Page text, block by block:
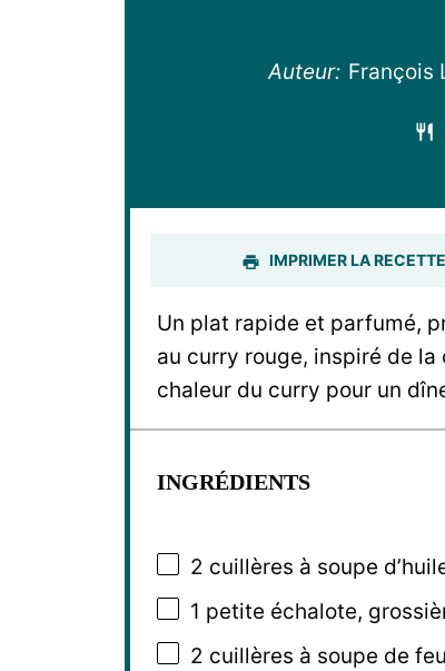
Auteur: François
IMPRIMER LA RECETTE
Un plat rapide et parfumé,
au curry rouge, inspiré de
chaleur du curry pour un
INGRÉDIENTS
2 cuillères à soupe
1 petite échalote,
2 cuillères à soupe de